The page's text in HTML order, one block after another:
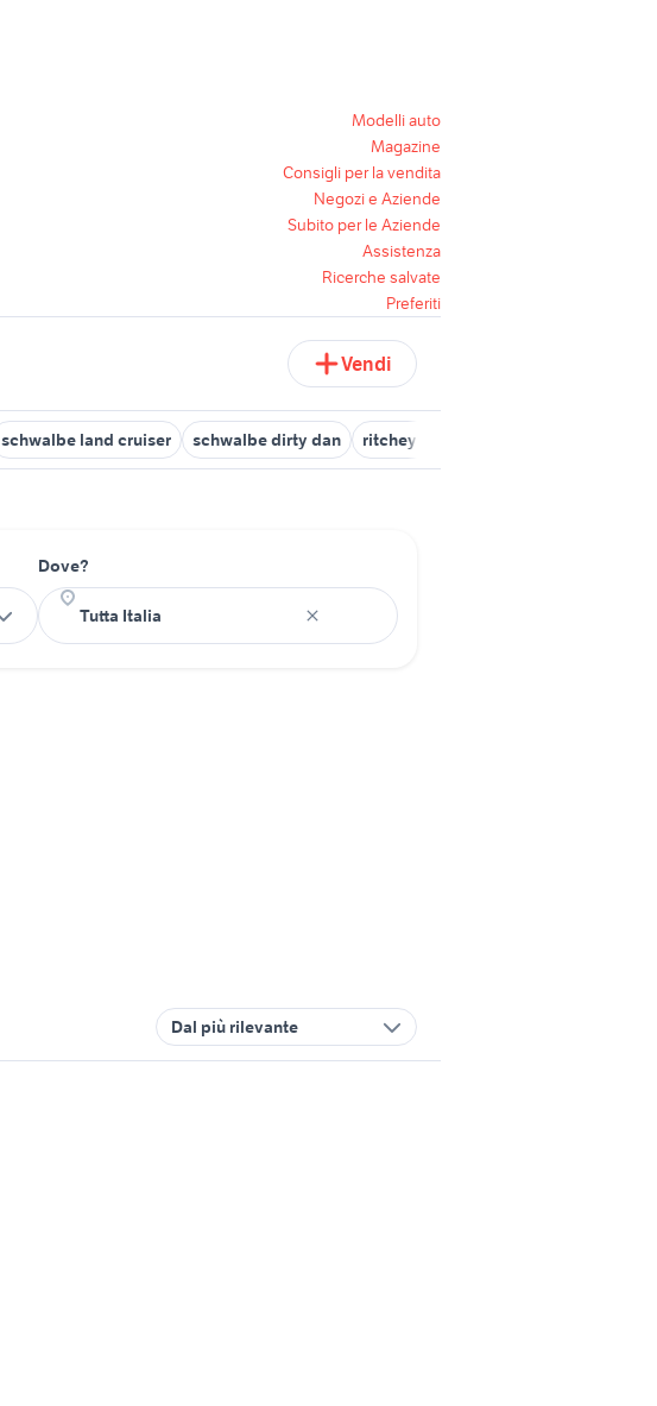
Modelli auto
Magazine
Consigli per la vendita
Negozi e Aziende
Subito per le Aziende
Assistenza
Ricerche salvate
Preferiti
Vendi
schwalbe land cruiser schwalbe dirty dan ritchey comp
Dove?
Dal più rilevante